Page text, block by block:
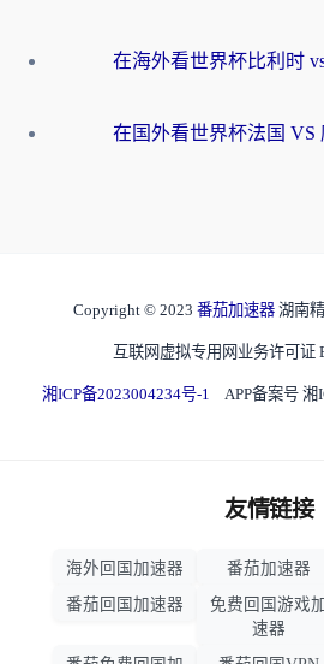
Copyright © 2023 番茄加速器 湖南
互联网虚拟专用网业务许可证
湘ICP备2023004234号-1 APP备案号 湘
友情链接
海外回国加速器 番茄加速器
番茄回国加速器
免费回国游戏加
速器